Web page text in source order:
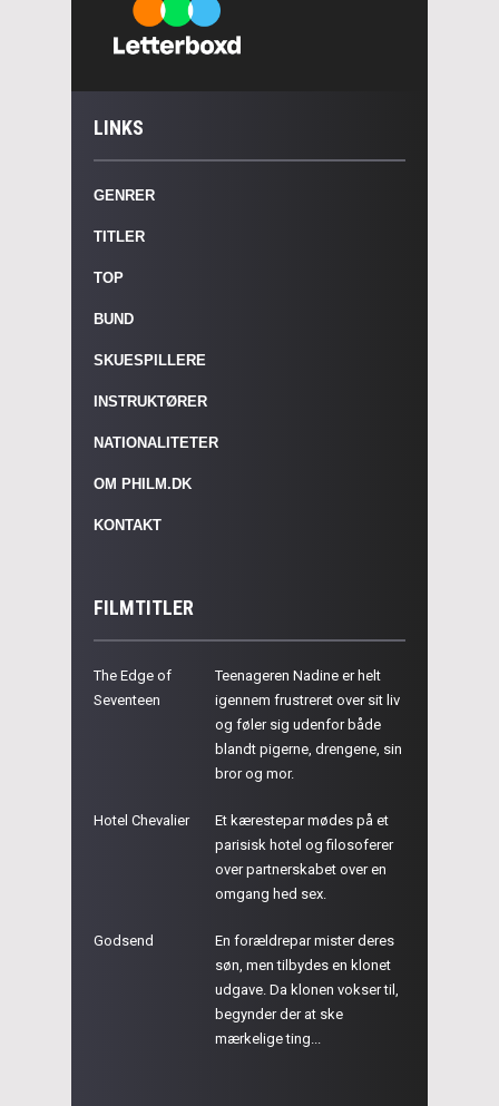
LINKS
GENRER
TITLER
TOP
BUND
SKUESPILLERE
INSTRUKTØRER
NATIONALITETER
OM PHILM.DK
KONTAKT
FILMTITLER
The Edge of
Seventeen
Teenageren Nadine er helt
igennem frustreret over sit liv
og føler sig udenfor både
blandt pigerne, drengene, sin
bror og mor.
Hotel Chevalier
Et kærestepar mødes på et
parisisk hotel og filosoferer
over partnerskabet over en
omgang hed sex.
Godsend
En forældrepar mister deres
søn, men tilbydes en klonet
udgave. Da klonen vokser til,
begynder der at ske
mærkelige ting...